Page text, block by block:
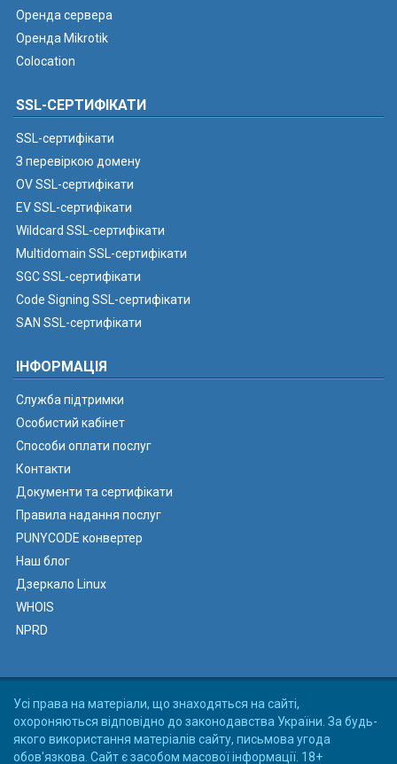
Оренда сервера
Оренда Mikrotik
Colocation
SSL-СЕРТИФІКАТИ
SSL-сертифікати
З перевіркою домену
OV SSL-сертифікати
EV SSL-сертифікати
Wildcard SSL-сертифікати
Multidomain SSL-сертифікати
SGC SSL-сертифікати
Code Signing SSL-сертифікати
SAN SSL-сертифікати
ІНФОРМАЦІЯ
Служба підтримки
Особистий кабінет
Способи оплати послуг
Контакти
Документи та сертифікати
Правила надання послуг
PUNYCODE конвертер
Наш блог
Дзеркало Linux
WHOIS
NPRD
Усі права на матеріали, що знаходяться на сайті,
охороняються відповідно до законодавства України. За будь-
якого використання матеріалів сайту, письмова угода
обов'язкова. Сайт є засобом масової інформації. 18+